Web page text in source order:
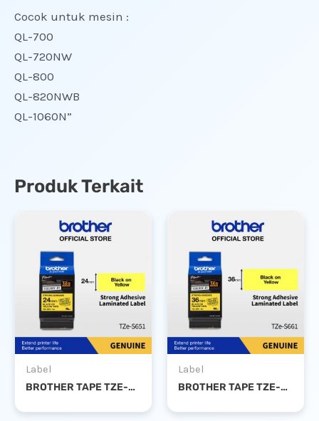
Cocok untuk mesin :
QL-700
QL-720NW
QL-800
QL-820NWB
QL-1060N”
Produk Terkait
Label
BROTHER TAPE TZE-S651 24MM STRONG ADHESSIVE BLACK ON YELLOW
Label
BROTHER TAPE TZE-S661 36MM STRONG ADHESSIVE BLACK ON YELLOW